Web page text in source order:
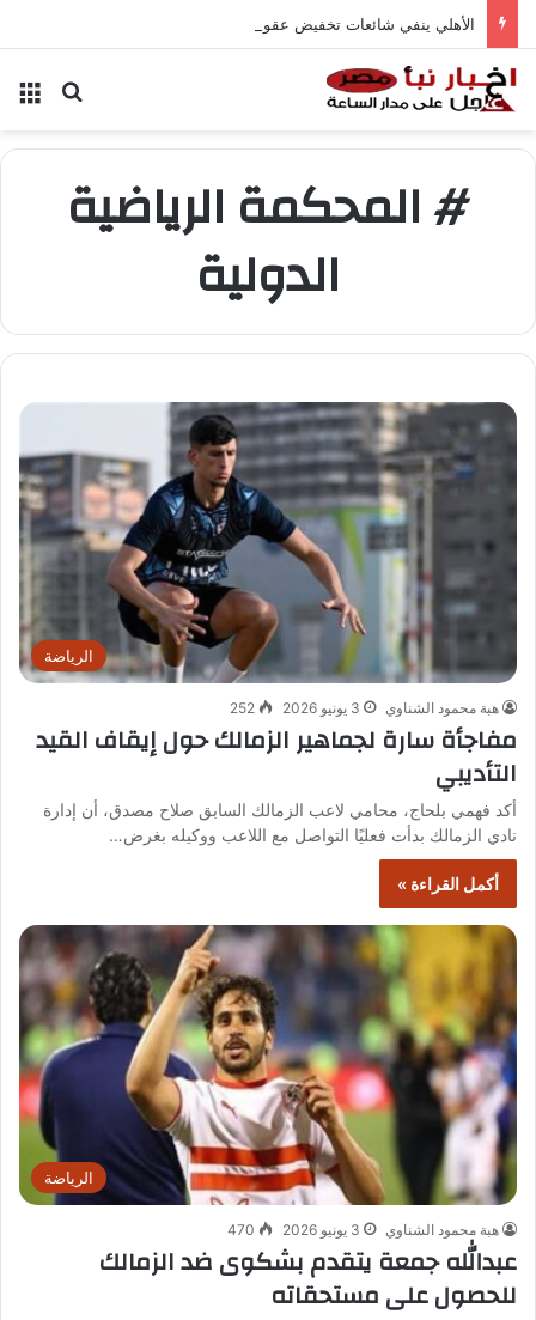
الأهلي ينفي شائعات تخفيض عقود زيزو والشناوي
بحث
# المحكمة الرياضية
الدولية
الرياضة
هبة محمود الشناوي 3 يونيو 2026 252
مفاجأة سارة لجماهير الزمالك حول إيقاف القيد
التأديبي
أكد فهمي بلحاج، محامي لاعب الزمالك السابق صلاح مصدق، أن إدارة
نادي الزمالك بدأت فعليًا التواصل مع اللاعب ووكيله بغرض…
أكمل القراءة »
الرياضة
هبة محمود الشناوي 3 يونيو 2026 470
عبدالله جمعة يتقدم بشكوى ضد الزمالك
للحصول على مستحقاته